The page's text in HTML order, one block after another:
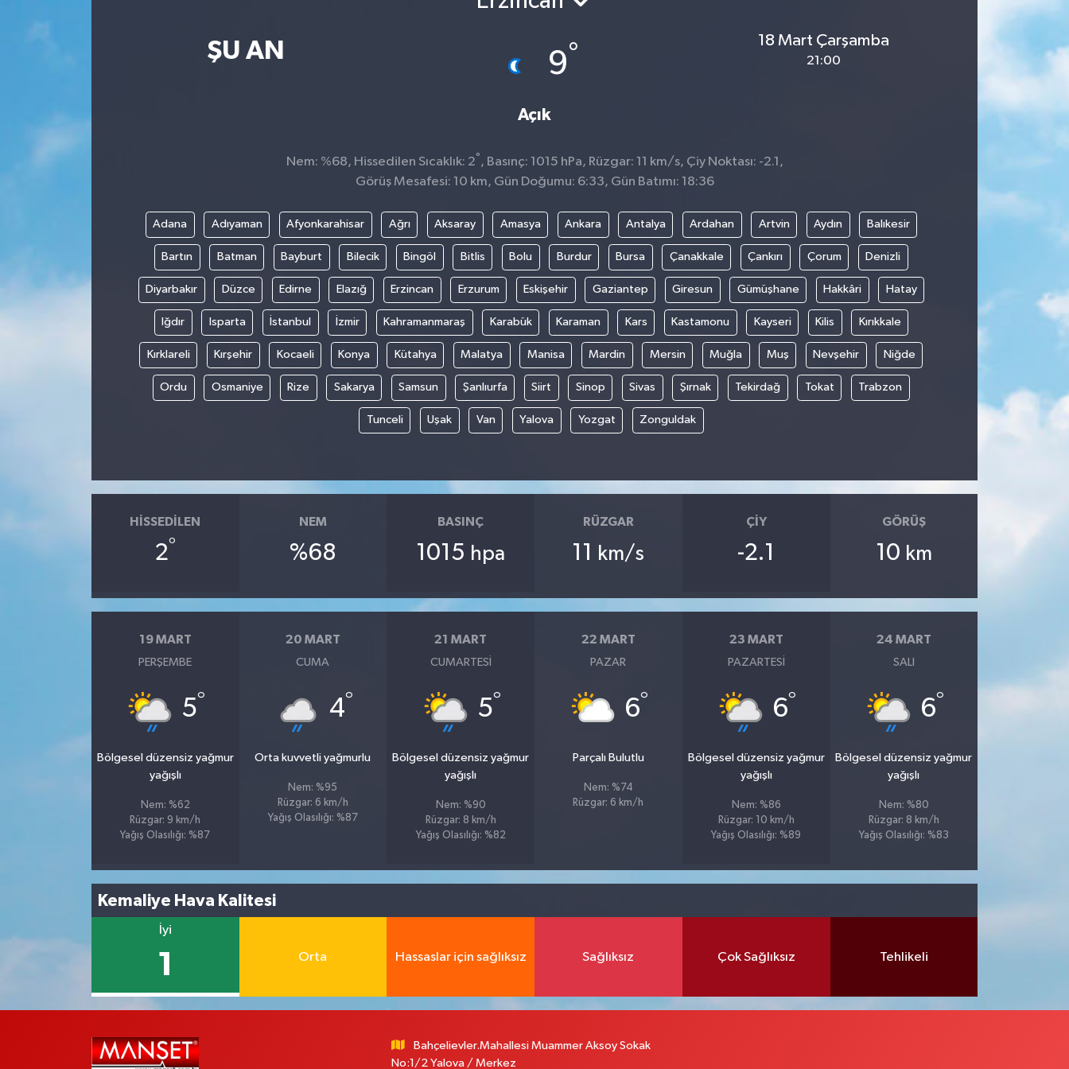
ŞU AN 9°
Açık
18 Mart Çarşamba
21:00
Nem: %68, Hissedilen Sıcaklık: 2° , Basınç: 1015 hPa, Rüzgar: 11 km/s, Çiy Noktası: -2.1,
Görüş Mesafesi: 10 km, Gün Doğumu: 6:33, Gün Batımı: 18:36
Adana Adıyaman Afyonkarahisar Ağrı Aksaray Amasya Ankara Antalya Ardahan Artvin Aydın Balıkesir
Bartın Batman Bayburt Bilecik Bingöl Bitlis Bolu Burdur Bursa Çanakkale Çankırı Çorum Denizli
Diyarbakır Düzce Edirne Elazığ Erzincan Erzurum Eskişehir Gaziantep Giresun Gümüşhane Hakkâri Hatay
Iğdır Isparta İstanbul İzmir Kahramanmaraş Karabük Karaman Kars Kastamonu Kayseri Kilis Kırıkkale
Kırklareli Kırşehir Kocaeli Konya Kütahya Malatya Manisa Mardin Mersin Muğla Muş Nevşehir Niğde
Ordu Osmaniye Rize Sakarya Samsun Şanlıurfa Siirt Sinop Sivas Şırnak Tekirdağ Tokat Trabzon
Tunceli Uşak Van Yalova Yozgat Zonguldak
HISSEDILEN
2°
NEM
%68
BASINÇ
1015 hpa
RÜZGAR
11 km/s
ÇIY
-2.1
GÖRÜŞ
10 km
19 MART
PERŞEMBE
5°
Bölgesel düzensiz yağmur
yağışlı
Nem: %62
Rüzgar: 9 km/h
Yağış Olasılığı: %87
20 MART
CUMA
4°
Orta kuvvetli yağmurlu
Nem: %95
Rüzgar: 6 km/h
Yağış Olasılığı: %87
21 MART
CUMARTESI
5°
Bölgesel düzensiz yağmur
yağışlı
Nem: %90
Rüzgar: 8 km/h
Yağış Olasılığı: %82
22 MART
PAZAR
6°
Parçalı Bulutlu
Nem: %74
Rüzgar: 6 km/h
23 MART
PAZARTESI
6°
Bölgesel düzensiz yağmur
yağışlı
Nem: %86
Rüzgar: 10 km/h
Yağış Olasılığı: %89
24 MART
SALI
6°
Bölgesel düzensiz yağmur
yağışlı
Nem: %80
Rüzgar: 8 km/h
Yağış Olasılığı: %83
Kemaliye Hava Kalitesi
İyi
1 Orta Hassaslar için sağlıksız Sağlıksız Çok Sağlıksız Tehlikeli
Bahçelievler.Mahallesi Muammer Aksoy Sokak
No:1/2 Yalova / Merkez